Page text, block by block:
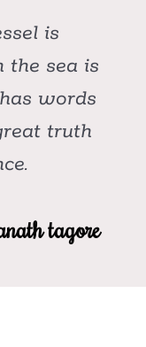
is
the sea is
words
truth
tagore